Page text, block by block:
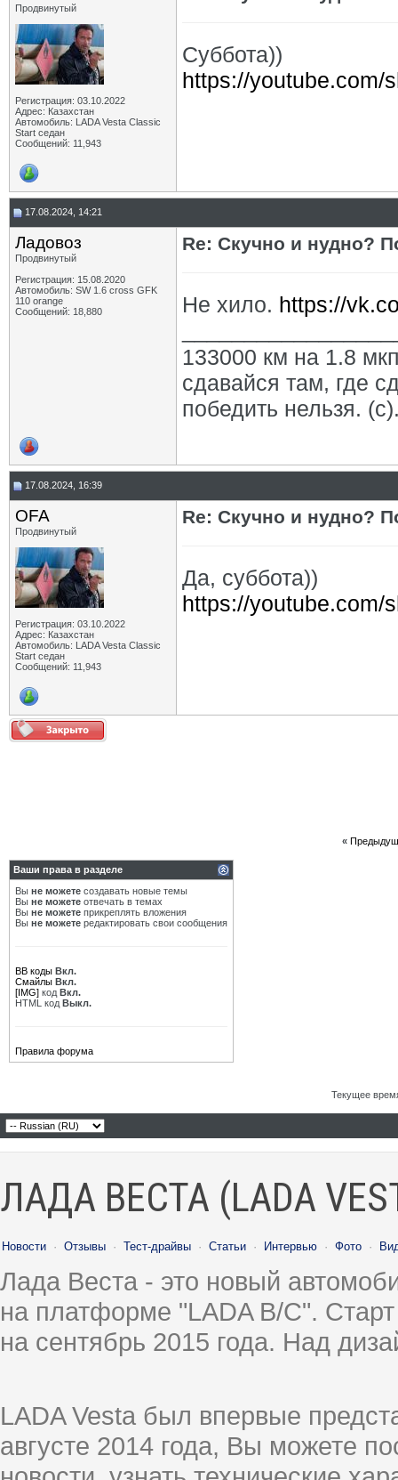
Продвинутый
Регистрация: 03.10.2022
Адрес: Казахстан
Автомобиль: LADA Vesta Classic
Start седан
Сообщений: 11,943
Суббота))
https://youtube.com/
17.08.2024, 14:21
Ладовоз
Продвинутый
Регистрация: 15.08.2020
Автомобиль: SW 1.6 cross GFK
110 orange
Сообщений: 18,880
Re: Скучно и нудно?
Не хило. https://
133000 км на 1.8
сдавайся там, где
победить нельзя.
17.08.2024, 16:39
OFA
Продвинутый
Регистрация: 03.10.2022
Адрес: Казахстан
Автомобиль: LADA Vesta Classic
Start седан
Сообщений: 11,943
Re: Скучно и нудно?
Да, суббота))
https://youtube.com/
«
Ваши права в разделе
Вы не можете создавать новые темы
Вы не можете отвечать в темах
Вы не можете прикреплять вложения
Вы не можете редактировать свои сообщения
BB коды Вкл.
Смайлы Вкл.
[IMG] код Вкл.
HTML код Выкл.
Правила форума
Текущее
ЛАДА ВЕСТА (LADA
Новости · Отзывы · Тест-драйвы · Статьи · Интервью · Фото ·
Лада Веста - это новый
на платформе "LADA B/C".
на сентябрь 2015 года. Над
LADA Vesta был впервые
августе 2014 года, Вы можете